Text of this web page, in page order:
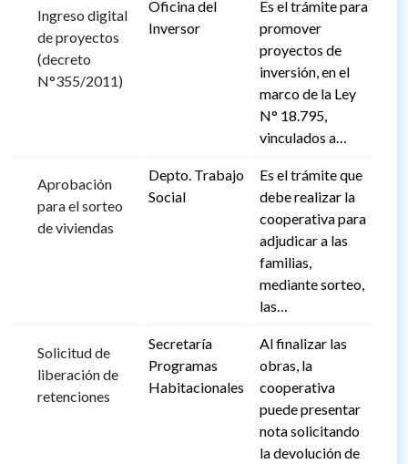
Ingreso digital
de proyectos
(decreto
N°355/2011)
Oficina del
Inversor
Es el trámite para
promover
proyectos de
inversión, en el
marco de la Ley
N° 18.795,
vinculados a…
Aprobación
para el sorteo
de viviendas
Depto. Trabajo
Social
Es el trámite que
debe realizar la
cooperativa para
adjudicar a las
familias,
mediante sorteo,
las…
Solicitud de
liberación de
retenciones
Secretaría
Programas
Habitacionales
Al finalizar las
obras, la
cooperativa
puede presentar
nota solicitando
la devolución de